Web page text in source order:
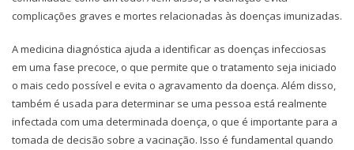
complicações graves e mortes relacionadas às doenças imunizadas.
A medicina diagnóstica ajuda a identificar as doenças infecciosas
em uma fase precoce, o que permite que o tratamento seja iniciado
o mais cedo possível e evita o agravamento da doença. Além disso,
também é usada para determinar se uma pessoa está realmente
infectada com uma determinada doença, o que é importante para a
tomada de decisão sobre a vacinação. Isso é fundamental quando